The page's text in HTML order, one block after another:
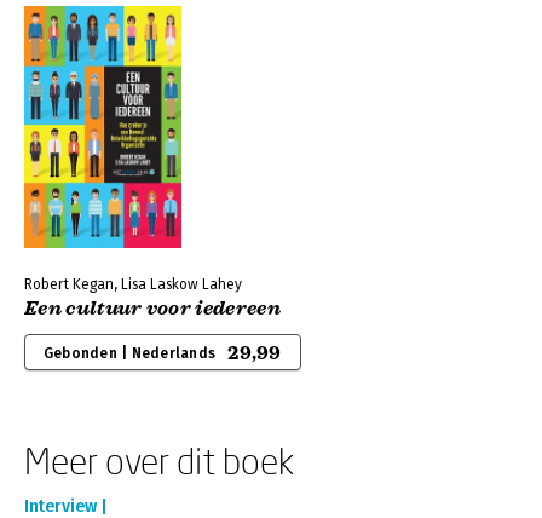
Robert Kegan, Lisa Laskow Lahey
Een cultuur voor iedereen
Gebonden | Nederlands 29,99
Meer over dit boek
Interview |